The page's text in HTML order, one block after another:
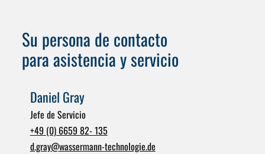
Su persona de contacto
para asistencia y servicio
Daniel Gray
Jefe de Servicio
+49 (0) 6659 82- 135
d.gray@wassermann-technologie.de